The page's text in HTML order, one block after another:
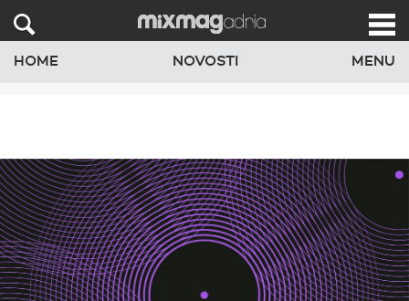
HOME NOVOSTI MENU